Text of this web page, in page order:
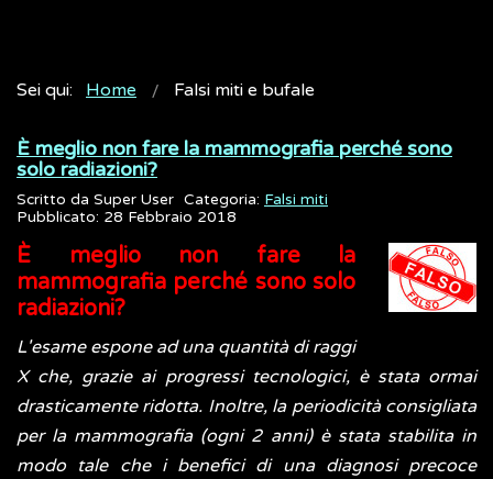
Sei qui: Home Falsi miti e bufale
È meglio non fare la mammografia perché sono
solo radiazioni?
Scritto da Super User Categoria: Falsi miti
Pubblicato: 28 Febbraio 2018
È meglio non fare la
mammografia perché sono solo
radiazioni?
L'esame espone ad una quantità di raggi
X che, grazie ai progressi tecnologici, è stata ormai
drasticamente ridotta. Inoltre, la periodicità consigliata
per la mammografia (ogni 2 anni) è stata stabilita in
modo tale che i benefici di una diagnosi precoce